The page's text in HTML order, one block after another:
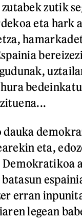
zutik
eta hark
dauka
eta,
erran
legean